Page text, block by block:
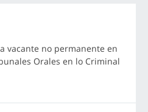
vacante no permanente en
Orales en lo Criminal